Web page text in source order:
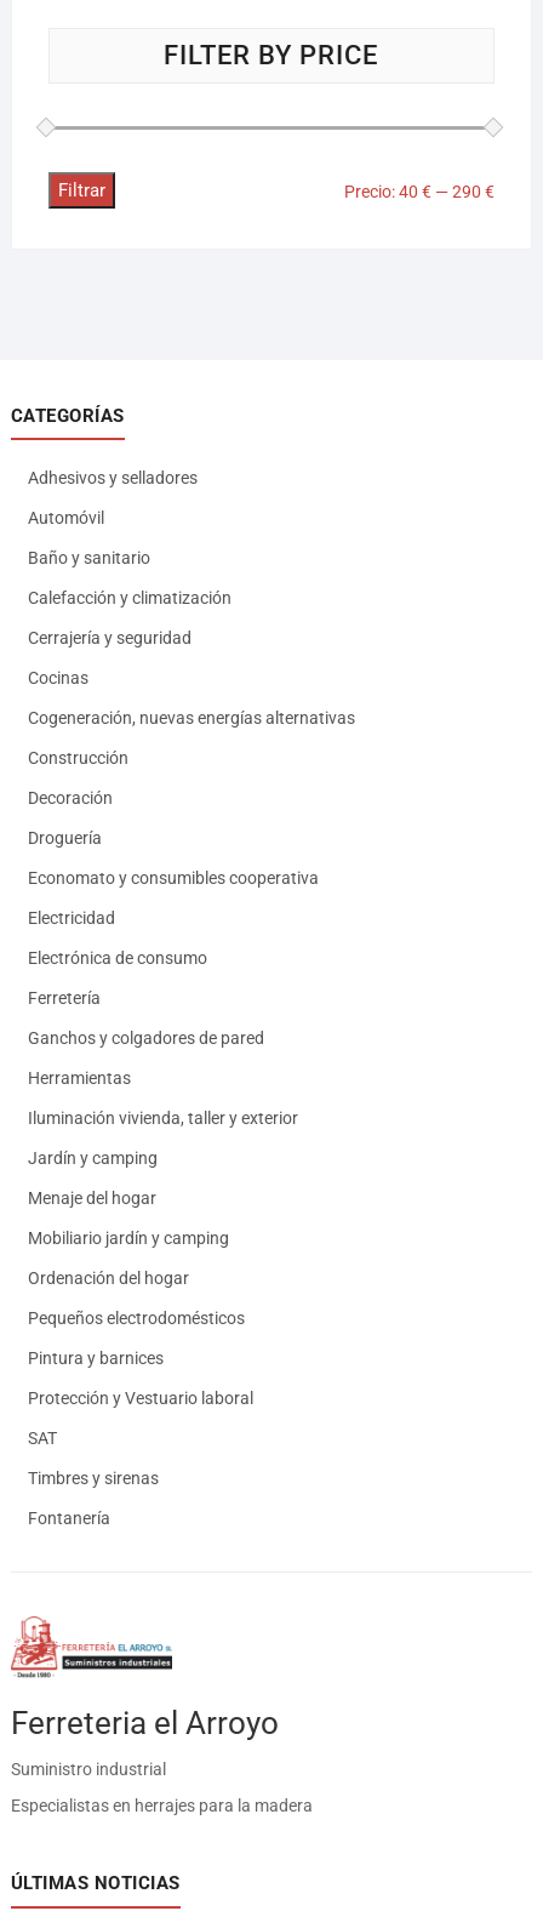
FILTER BY PRICE
Filtrar Precio:40 € —290 €
CATEGORÍAS
Adhesivos y selladores
Automóvil
Baño y sanitario
Calefacción y climatización
Cerrajería y seguridad
Cocinas
Cogeneración, nuevas energías alternativas
Construcción
Decoración
Droguería
Economato y consumibles cooperativa
Electricidad
Electrónica de consumo
Ferretería
Ganchos y colgadores de pared
Herramientas
Iluminación vivienda, taller y exterior
Jardín y camping
Menaje del hogar
Mobiliario jardín y camping
Ordenación del hogar
Pequeños electrodomésticos
Pintura y barnices
Protección y Vestuario laboral
SAT
Timbres y sirenas
Fontanería
Ferreteria el Arroyo
Suministro industrial
Especialistas en herrajes para la madera
ÚLTIMAS NOTICIAS